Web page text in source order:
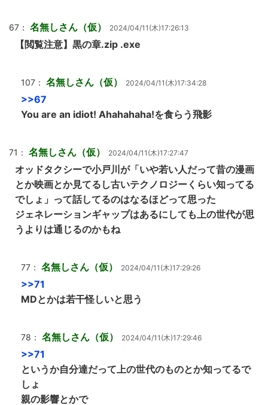
67： 名無しさん（仮） 2024/04/11(木)17:26:13
【閲覧注意】黒の章.zip .exe
107： 名無しさん（仮） 2024/04/11(木)17:34:28
>>67
You are an idiot! Ahahahaha!を食らう飛影
71： 名無しさん（仮） 2024/04/11(木)17:27:47
オッドタクシーで小戸川が「いや若い人だって昔の漫画
とか映画とか見てるし古いテクノロジーくらい知ってる
でしょ」って話してるのはなるほどって思った
ジェネレーションギャップはあるにしても上の世代が思
うよりは通じるのかもね
77： 名無しさん（仮） 2024/04/11(木)17:29:26
>>71
MDとかは若干怪しいと思う
78： 名無しさん（仮） 2024/04/11(木)17:29:46
>>71
というか自分達だって上の世代のものとか知ってるで
しょ
親の影響とかで